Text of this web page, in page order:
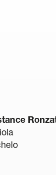
Habituales
Verde
Noticias